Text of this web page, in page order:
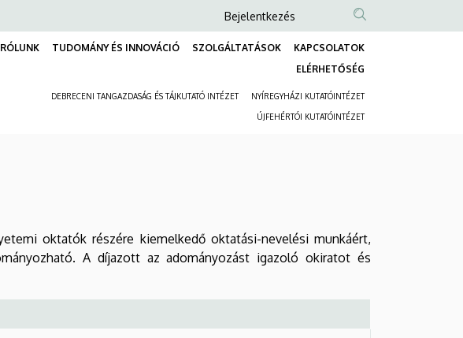
Anonim
Felhasználói
Bejelentkezés
RÓLUNK TUDOMÁNY ÉS INNOVÁCIÓ SZOLGÁLTATÁSOK
KAPCSOLATOK
ELÉRHETŐSÉG
DEBRECENI TANGAZDASÁG ÉS TÁJKUTATÓ INTÉZET NYÍREGYHÁZI KUTATÓINTÉZET
ÚJFEHÉRTÓI KUTATÓINTÉZET
oktatók részére kiemelkedő oktatási-nevelési munkáért,
A díjazott az adományozást igazoló okiratot és